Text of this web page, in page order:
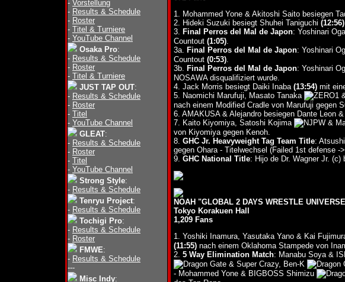
- Vorstellung
- Results & Schedule
- Roster
- Titel & Turniere
- YouTube Channel
Osaka Pro:
- Results & Schedule
- Roster
- Titel & Turniere
JUST TAP OUT:
- Results & Schedule
- Roster
- Titel
- YouTube Channel
GLEAT:
- Results & Schedule
- Roster
- Titel
- YouTube Channel
Strong Style:
- Results & Schedule
Tenryu Project:
- Results & Schedule
Tochigi Pro:
- Results & Schedule
- Roster
FMWE:
- Results & Schedule
---
Misc Indy:
1. Mohammed Yone & Akitoshi Saito besiegen
2. Hideki Suzuki besiegt Shuhei Taniguchi (12:56)
3. Final Perros del Mal de Japon: Yoshinari
Countout (1:05).
3a. Final Perros del Mal de Japon: Yoshinari
Countout (0:53).
3b. Final Perros del Mal de Japon: Yoshinari
NOSAWA disqualifiziert wurde.
4. Jack Morris besiegt Daiki Inaba (13:54)mit
5. Naomichi Marufuji, Masato Tanaka
nach einem Modified Cradle von Marufuji gegen
6. AMAKUSA & Alejandro besiegen Dante Leon
7. Kaito Kiyomiya, Satoshi Kojima
&
von Kiyomiya gegen Kenoh.
8. GHC Jr. Heavyweight Tag Team Title:
gegen Ohara - Titelwechsel (Failed 1st defense -
9. GHC National Title: Hijo de Dr. Wagner Jr. (c)
NOAH "GLOBAL 2 DAYS WRESTLE
Tokyo Korakuen Hall
1,209 Fans
1. Yoshiki Inamura, Yasutaka Yano & Kai
(11:55)nach einem Oklahoma Stampede von
2. 5 Way Elimination Match: Manabu Soya &
& Super Crazy, Ben-K
- Mohammed Yone & BIGBOSS Shimizu